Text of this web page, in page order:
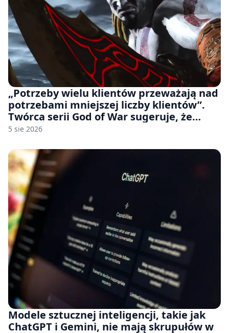
„Potrzeby wielu klientów przeważają nad
potrzebami mniejszej liczby klientów”.
Twórca serii God of War sugeruje, że
rozumie, dlaczego Sony rezygnuje z gier
5 sie 2026
Modele sztucznej inteligencji, takie jak
ChatGPT i Gemini, nie mają skrupułów w